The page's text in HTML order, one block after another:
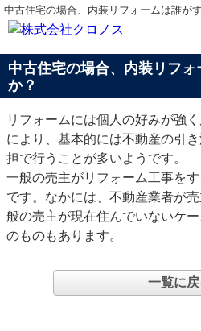
中古住宅の場合、内装リフォームは誰が
中古住宅の場合、内装リフ
か？
リフォームには個人の好みが強
により、基本的には不動産の引
担で行うことが多いようです。
一般の売主がリフォーム工事を
です。なかには、不動産業者が
般の売主が現在住んでいないケ
のものもあります。
一覧に戻